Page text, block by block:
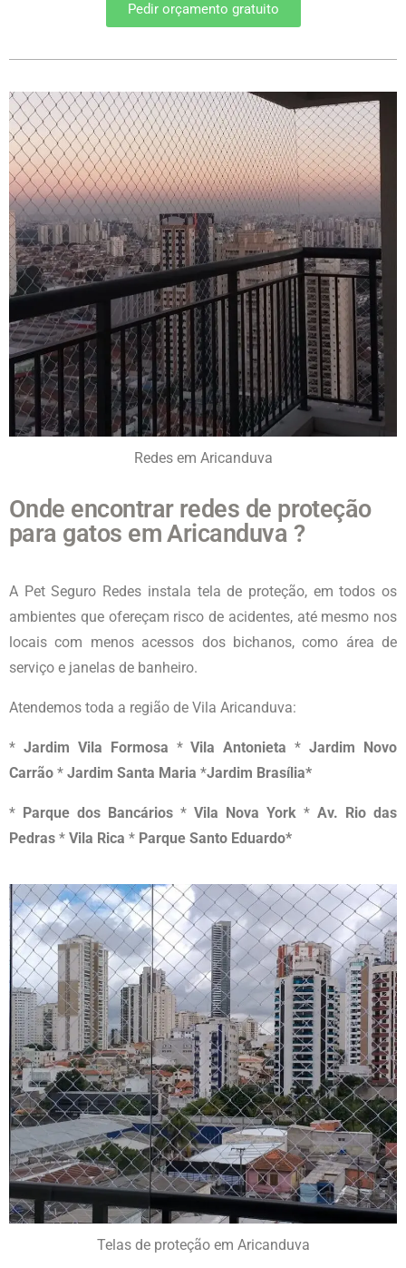
Pedir orçamento gratuito
Redes em Aricanduva
Onde encontrar redes de proteção
para gatos em Aricanduva ?
A Pet Seguro Redes instala tela de proteção, em todos os
ambientes que ofereçam risco de acidentes, até mesmo nos
locais com menos acessos dos bichanos, como área de
serviço e janelas de banheiro.
Atendemos toda a região de Vila Aricanduva:
* Jardim Vila Formosa *Vila Antonieta *Jardim Novo
Carrão * Jardim Santa Maria *Jardim Brasília*
* Parque dos Bancários * Vila Nova York * Av. Rio das
Pedras * Vila Rica * Parque Santo Eduardo*
Telas de proteção em Aricanduva